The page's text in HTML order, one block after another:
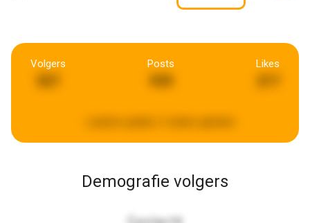
Volgers Posts Likes
Demografie volgers